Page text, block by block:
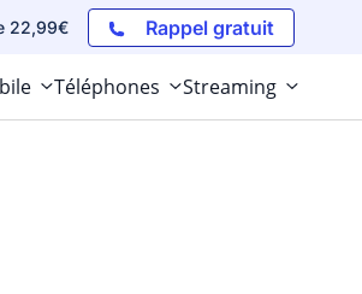
22,99€ Rappel gratuit
Téléphones Streaming